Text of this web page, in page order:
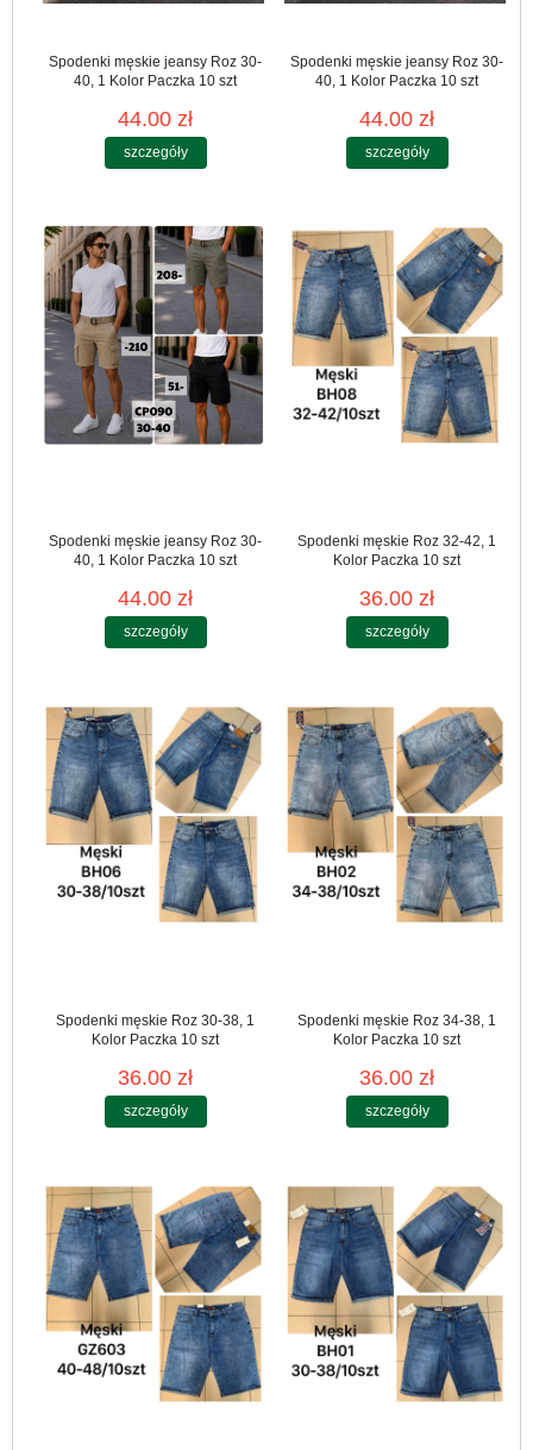
Spodenki męskie jeansy Roz 30-
40, 1 Kolor Paczka 10 szt
44.00 zł
szczegóły
Spodenki męskie jeansy Roz 30-
40, 1 Kolor Paczka 10 szt
44.00 zł
szczegóły
Spodenki męskie jeansy Roz 30-
40, 1 Kolor Paczka 10 szt
44.00 zł
szczegóły
Spodenki męskie Roz 32-42, 1
Kolor Paczka 10 szt
36.00 zł
szczegóły
Spodenki męskie Roz 30-38, 1
Kolor Paczka 10 szt
36.00 zł
szczegóły
Spodenki męskie Roz 34-38, 1
Kolor Paczka 10 szt
36.00 zł
szczegóły